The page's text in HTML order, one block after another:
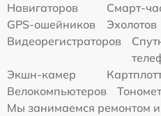
Навигаторов
Смарт-
GPS-ошейников
Эхолотов
Видеорегистраторов
Экшн-камер
Велокомпьютеров
Мы занимаемся ремонтом и